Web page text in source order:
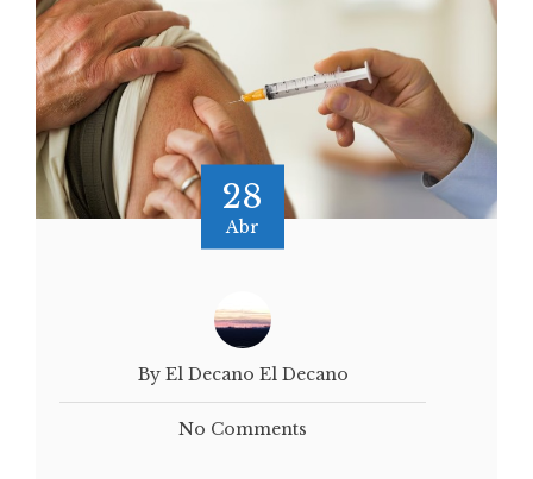
28
Abr
By El Decano El Decano
No Comments